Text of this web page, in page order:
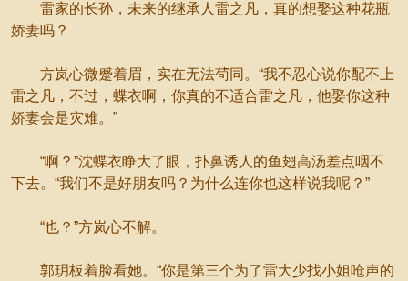
雷家的长孙，未来的继承人雷之凡，真的想娶这种花瓶
娇妻吗？
方岚心微蹙着眉，实在无法茍同。“我不忍心说你配不上
雷之凡，不过，蝶衣啊，你真的不适合雷之凡，他娶你这种
娇妻会是灾难。”
“啊？”沈蝶衣睁大了眼，扑鼻诱人的鱼翅高汤差点咽不
下去。“我们不是好朋友吗？为什么连你也这样说我呢？”
“也？”方岚心不解。
郭玥板着脸看她。“你是第三个为了雷大少找小姐呛声的